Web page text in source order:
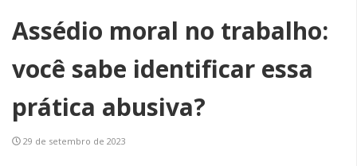
Assédio moral no trabalho:
você sabe identificar essa
prática abusiva?
29 de setembro de 2023